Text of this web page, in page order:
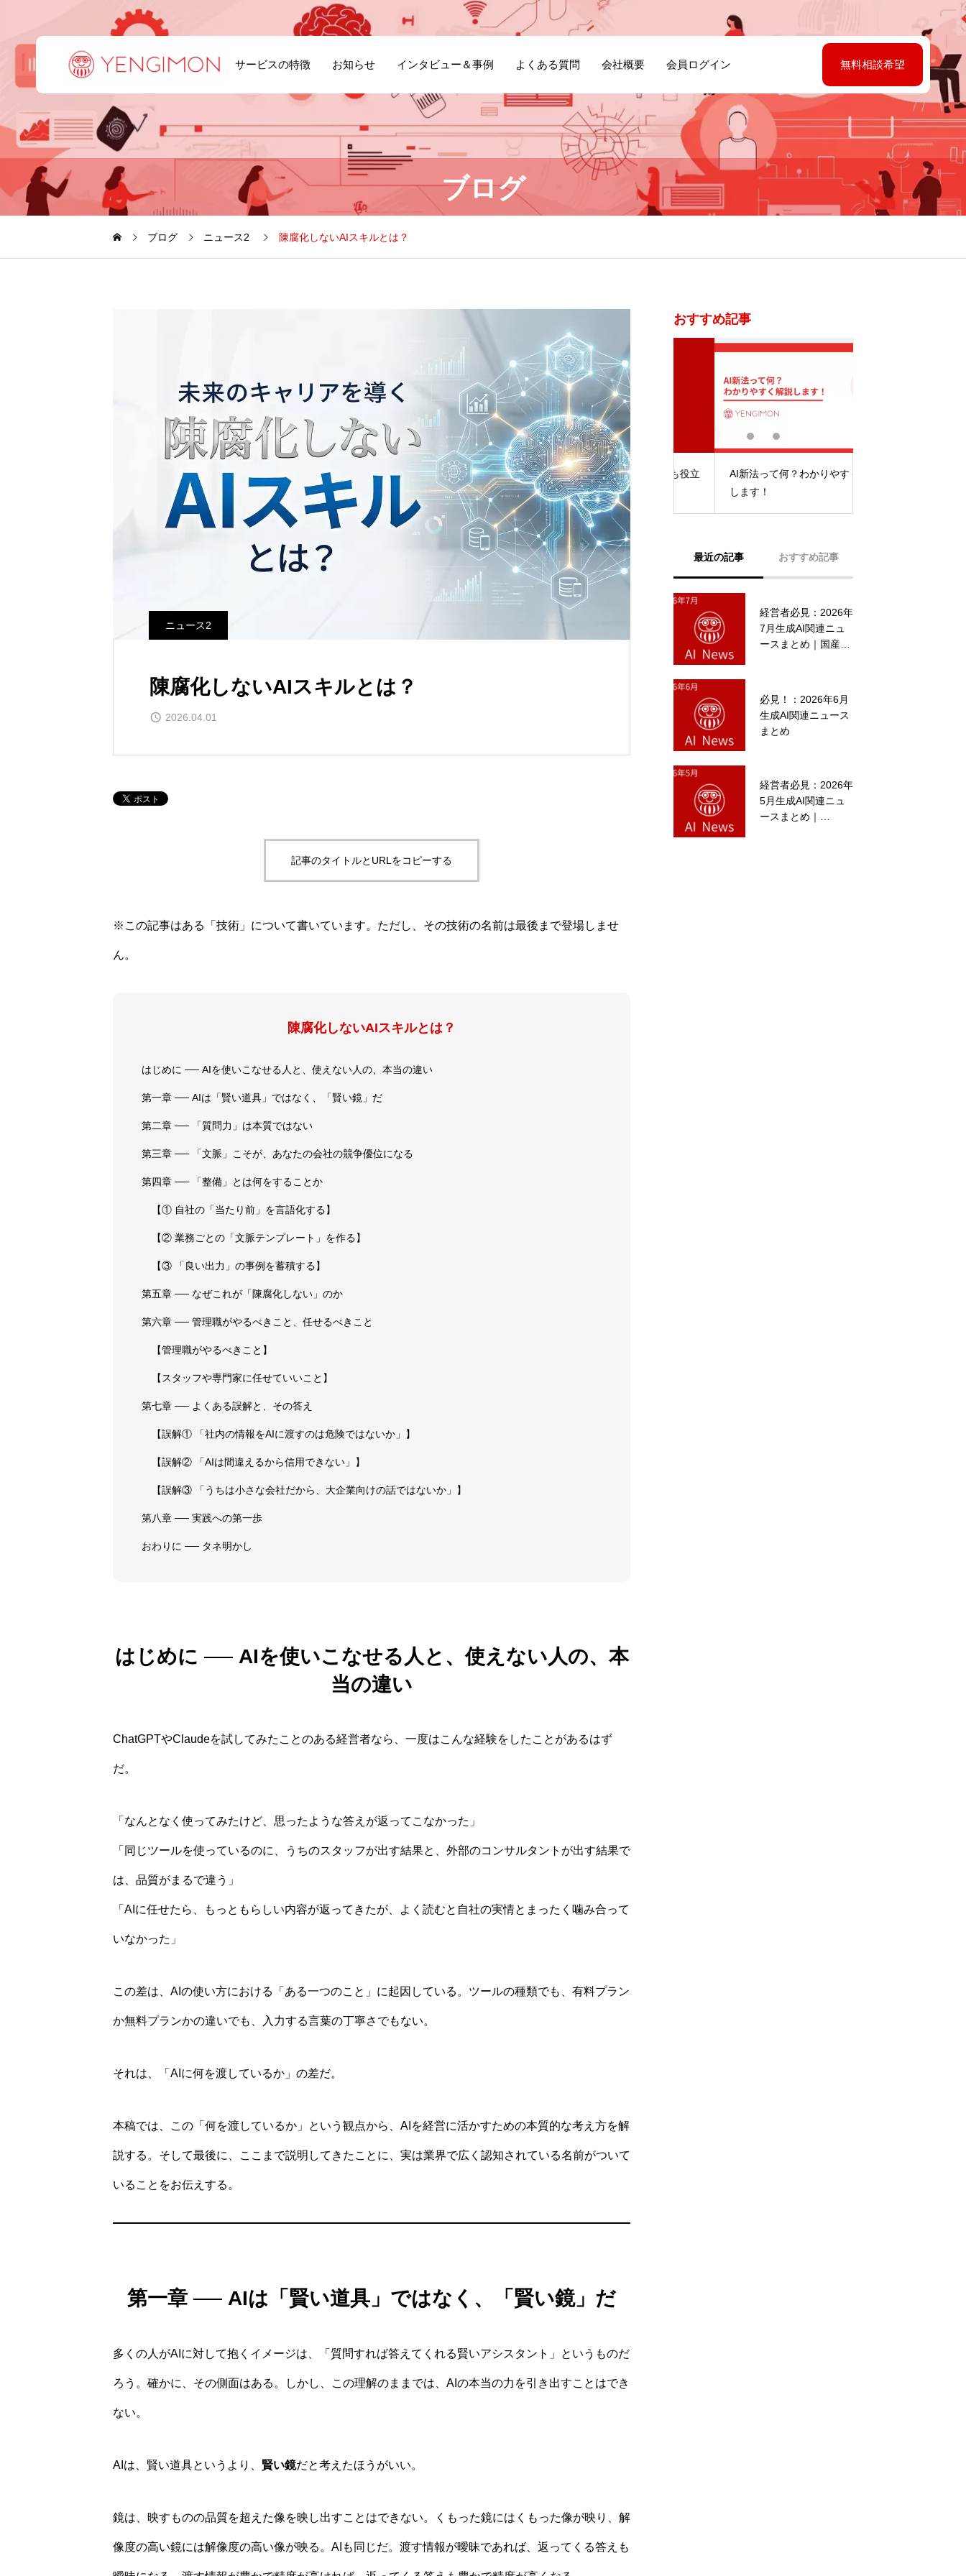
サービスの特徴 お知らせ インタビュー＆事例 よくある質問 会社概要 会員ログイン 無料相談希望
ブログ
ブログ ニュース2 陳腐化しないAIスキルとは？
ニュース2
陳腐化しないAIスキルとは？
2026.04.01
記事のタイトルとURLをコピーする
※この記事はある「技術」について書いています。ただし、その技術の名前は最後まで登場しませ
ん。
陳腐化しないAIスキルとは？
はじめに ── AIを使いこなせる人と、使えない人の、本当の違い
第一章 ── AIは「賢い道具」ではなく、「賢い鏡」だ
第二章 ── 「質問力」は本質ではない
第三章 ── 「文脈」こそが、あなたの会社の競争優位になる
第四章 ── 「整備」とは何をすることか
【① 自社の「当たり前」を言語化する】
【② 業務ごとの「文脈テンプレート」を作る】
【③ 「良い出力」の事例を蓄積する】
第五章 ── なぜこれが「陳腐化しない」のか
第六章 ── 管理職がやるべきこと、任せるべきこと
【管理職がやるべきこと】
【スタッフや専門家に任せていいこと】
第七章 ── よくある誤解と、その答え
【誤解① 「社内の情報をAIに渡すのは危険ではないか」】
【誤解② 「AIは間違えるから信用できない」】
【誤解③ 「うちは小さな会社だから、大企業向けの話ではないか」】
第八章 ── 実践への第一歩
おわりに ── タネ明かし
はじめに ── AIを使いこなせる人と、使えない人の、本
当の違い
ChatGPTやClaudeを試してみたことのある経営者なら、一度はこんな経験をしたことがあるはず
だ。
「なんとなく使ってみたけど、思ったような答えが返ってこなかった」
「同じツールを使っているのに、うちのスタッフが出す結果と、外部のコンサルタントが出す結果で
は、品質がまるで違う」
「AIに任せたら、もっともらしい内容が返ってきたが、よく読むと自社の実情とまったく噛み合って
いなかった」
この差は、AIの使い方における「ある一つのこと」に起因している。ツールの種類でも、有料プラン
か無料プランかの違いでも、入力する言葉の丁寧さでもない。
それは、「AIに何を渡しているか」の差だ。
本稿では、この「何を渡しているか」という観点から、AIを経営に活かすための本質的な考え方を解
説する。そして最後に、ここまで説明してきたことに、実は業界で広く認知されている名前がついて
いることをお伝えする。
第一章 ── AIは「賢い道具」ではなく、「賢い鏡」だ
多くの人がAIに対して抱くイメージは、「質問すれば答えてくれる賢いアシスタント」というものだ
ろう。確かに、その側面はある。しかし、この理解のままでは、AIの本当の力を引き出すことはでき
ない。
AIは、賢い道具というより、 賢い鏡だと考えたほうがいい。
鏡は、映すものの品質を超えた像を映し出すことはできない。くもった鏡にはくもった像が映り、解
像度の高い鏡には解像度の高い像が映る。AIも同じだ。渡す情報が曖昧であれば、返ってくる答えも
おすすめ記事
中小企業のAI活用、導入にも役立
つ最新情報をお届け！
AI新法って何？わかりやすく解説
最近の記事 おすすめ記事
経営者必見：2026年
7月生成AI関連ニュ
ースまとめ｜国産新
予言・Kimi K3の衝
撃・Claude Fable 5
復活
必見！：2026年6月
生成AI関連ニュース
まとめ
経営者必見：2026年
5月生成AI関連ニュ
ースまとめ｜
最新AI関連ニュース
2025.4.1
新年明けましておめ
でとうございます！
経営者必見：2026年
5月生成AI関連ニュ
ースまとめ｜